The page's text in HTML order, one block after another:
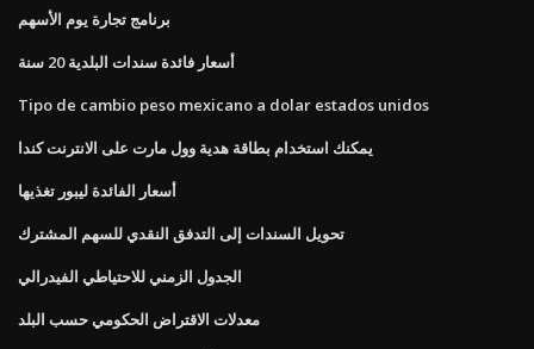
برنامج تجارة يوم الأسهم
أسعار فائدة سندات البلدية 20 سنة
Tipo de cambio peso mexicano a dolar estados unidos
يمكنك استخدام بطاقة هدية وول مارت على الانترنت كندا
أسعار الفائدة ليبور تغذيها
تحويل السندات إلى التدفق النقدي للسهم المشترك
الجدول الزمني للاحتياطي الفيدرالي
معدلات الاقتراض الحكومي حسب البلد